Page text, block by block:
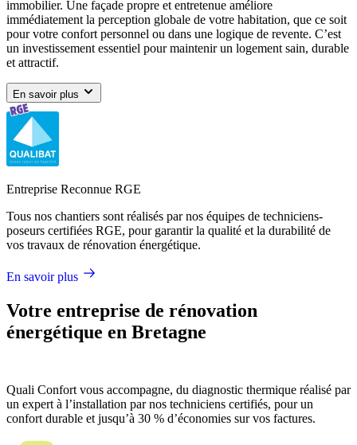
immobilier. Une façade propre et entretenue améliore
immédiatement la perception globale de votre habitation, que ce soit
pour votre confort personnel ou dans une logique de revente. C’est
un investissement essentiel pour maintenir un logement sain, durable
et attractif.
En savoir plus
Entreprise Reconnue RGE
Tous nos chantiers sont réalisés par nos équipes de techniciens-
poseurs certifiées RGE, pour garantir la qualité et la durabilité de
vos travaux de rénovation énergétique.
En savoir plus
Votre entreprise de rénovation
énergétique en Bretagne
Quali Confort vous accompagne, du diagnostic thermique réalisé par
un expert à l’installation par nos techniciens certifiés, pour un
confort durable et jusqu’à 30 % d’économies sur vos factures.